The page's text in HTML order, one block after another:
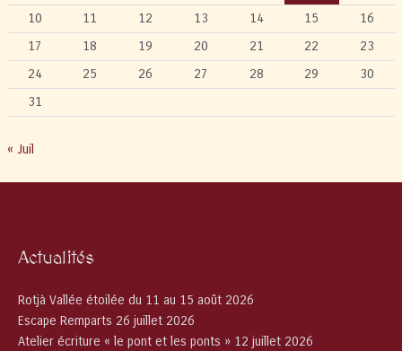
10
11 12 13 14 15
16
17
18 19 20 21 22
23
24
25 26 27 28 29
30
31
« Juil
Actualités
Rotjà Vallée étoilée du 11 au 15 août 2026
Escape Remparts 26 juillet 2026
Atelier écriture « le pont et les ponts » 12 juillet 2026